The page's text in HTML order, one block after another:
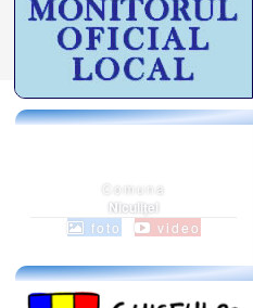
Comuna
Niculiţel
foto video